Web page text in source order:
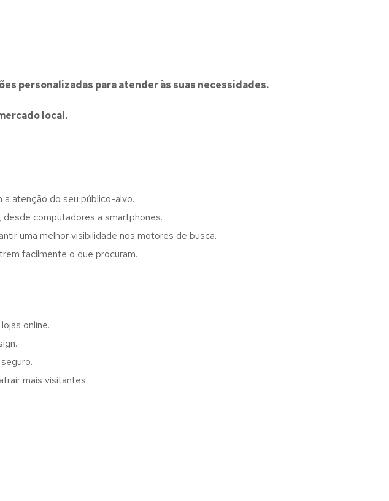
personalizadas para atender às suas necessidades.
local.
atenção do seu público-alvo.
computadores a smartphones.
uma melhor visibilidade nos motores de busca.
facilmente o que procuram.
online.
mais visitantes.